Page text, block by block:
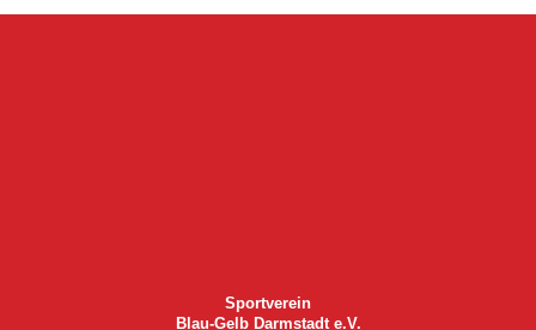
Sportverein
Blau-Gelb Darmstadt e.V.